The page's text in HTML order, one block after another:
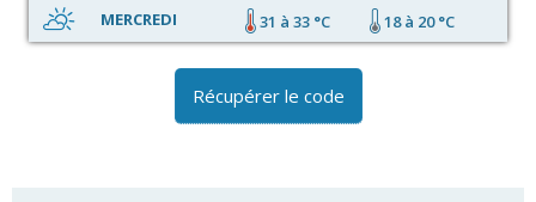
MERCREDI 31 à 33 °C 18 à 20 °C
Récupérer le code